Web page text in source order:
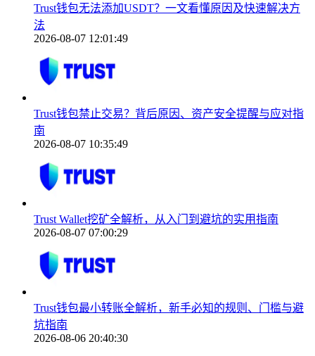
Trust钱包无法添加USDT？一文看懂原因及快速解决方
法
2026-08-07 12:01:49
Trust钱包禁止交易？背后原因、资产安全提醒与应对指
南
2026-08-07 10:35:49
Trust Wallet挖矿全解析，从入门到避坑的实用指南
2026-08-07 07:00:29
Trust钱包最小转账全解析，新手必知的规则、门槛与避
坑指南
2026-08-06 20:40:30